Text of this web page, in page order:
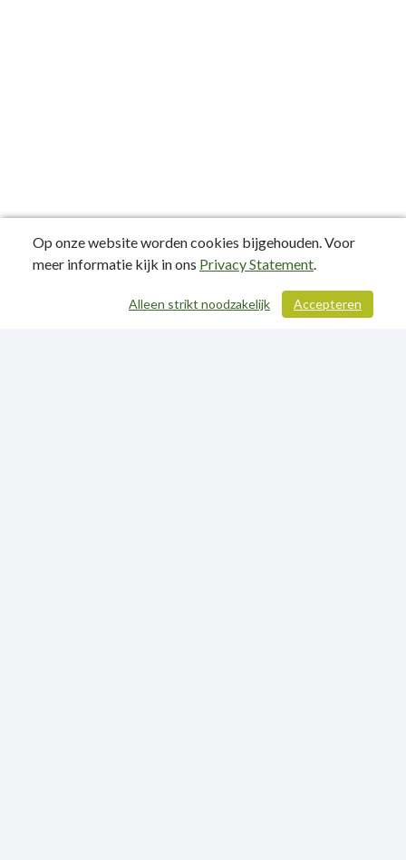
/ 319
Op onze website worden cookies bijgehouden. Voor
meer informatie kijk in ons Privacy Statement.
Accepteren
Alleen strikt noodzakelijk